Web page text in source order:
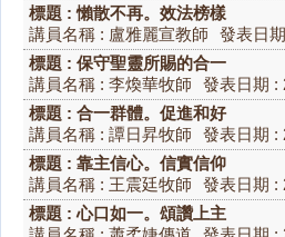
標題 : 懶散不再。效法榜樣
講員名稱 : 盧雅麗宣教師
發表日
標題 : 保守聖靈所賜的合一
講員名稱 : 李煥華牧師
發表日期 :
標題 : 合一群體。促進和好
講員名稱 : 譚日昇牧師
發表日期 :
標題 : 靠主信心。信實信仰
講員名稱 : 王震廷牧師
發表日期 :
標題 : 心口如一。頌讚上主